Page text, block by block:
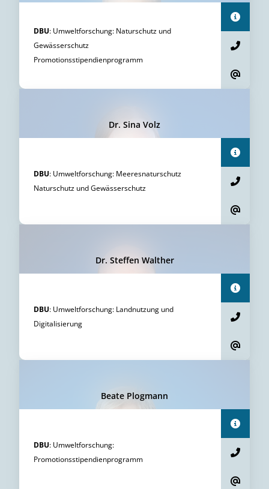
DBU: Umweltforschung: Naturschutz und
Gewässerschutz
Promotionsstipendienprogramm
Dr. Sina Volz
DBU: Umweltforschung: Meeresnaturschutz
Naturschutz und Gewässerschutz
Dr. Steffen Walther
DBU: Umweltforschung: Landnutzung und
Digitalisierung
Beate Plogmann
DBU: Umweltforschung:
Promotionsstipendienprogramm